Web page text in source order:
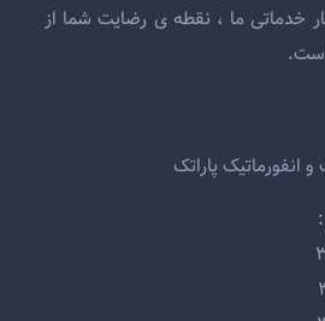
خدماتی ما ، نقطه ی رضایت شما از
انفورماتیک پاراتک